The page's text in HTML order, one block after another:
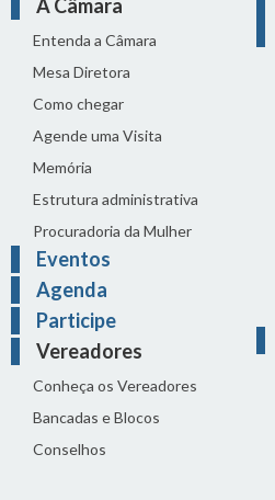
A Câmara
Entenda a Câmara
Mesa Diretora
Como chegar
Agende uma Visita
Memória
Estrutura administrativa
Procuradoria da Mulher
Eventos
Agenda
Participe
Vereadores
Conheça os Vereadores
Bancadas e Blocos
Conselhos